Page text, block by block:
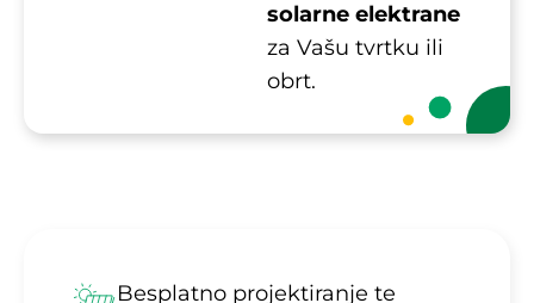
solarne elektrane
za Vašu tvrtku ili
obrt.
Besplatno projektiranje te